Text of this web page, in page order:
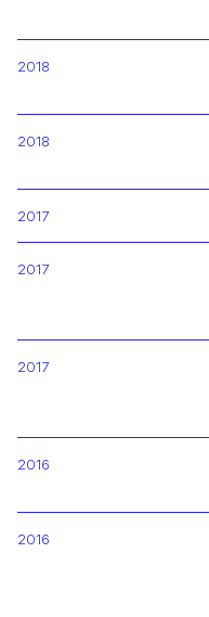
2018
2018
2017
2017
2017
2016
2016